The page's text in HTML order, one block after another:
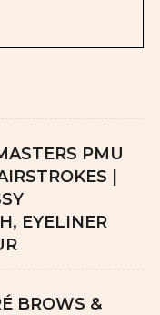
PMU
|
EYELINER
BROWS &